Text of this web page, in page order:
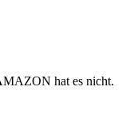
hat es nicht.